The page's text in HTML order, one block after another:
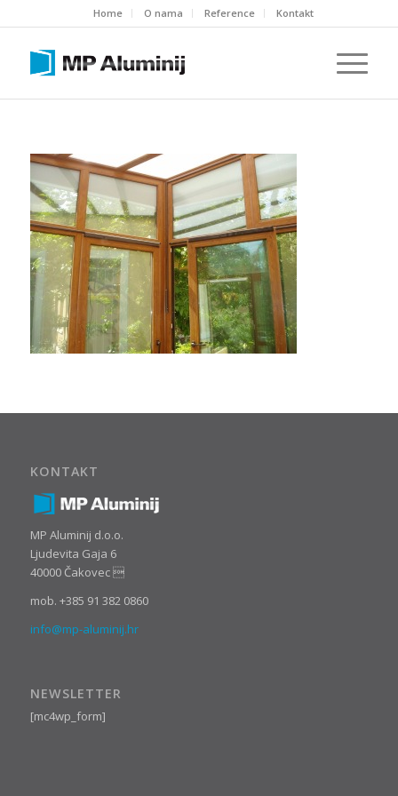
Home O nama Reference Kontakt
KONTAKT
MP Aluminij d.o.o.
Ljudevita Gaja 6
40000 Čakovec 
mob. +385 91 382 0860
info@mp-aluminij.hr
NEWSLETTER
[mc4wp_form]